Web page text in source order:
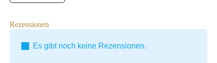
Rezensionen
Es gibt noch keine Rezensionen.